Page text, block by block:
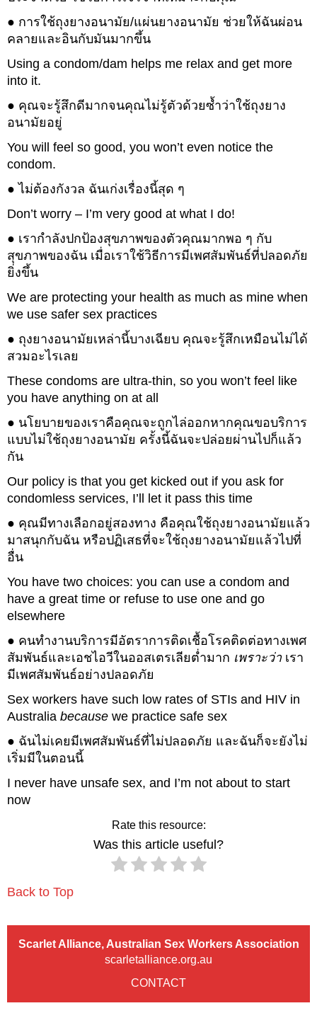
● การใช้ถุงยางอนามัย/แผ่นยางอนามัย ช่วยให้ฉันผ่อน
คลายและอินกับมันมากขึ้น
Using a condom/dam helps me relax and get more
into it.
● คุณจะรู้สึกดีมากจนคุณไม่รู้ตัวด้วยซ้ำว่าใช้ถุงยาง
อนามัยอยู่
You will feel so good, you won’t even notice the
condom.
● ไม่ต้องกังวล ฉันเก่งเรื่องนี้สุด ๆ
Don’t worry – I’m very good at what I do!
● เรากำลังปกป้องสุขภาพของตัวคุณมากพอ ๆ กับ
สุขภาพของฉัน เมื่อเราใช้วิธีการมีเพศสัมพันธ์ที่ปลอดภัย
ยิ่งขึ้น
We are protecting your health as much as mine when
we use safer sex practices
● ถุงยางอนามัยเหล่านี้บางเฉียบ คุณจะรู้สึกเหมือนไม่ได้
สวมอะไรเลย
These condoms are ultra-thin, so you won’t feel like
you have anything on at all
● นโยบายของเราคือคุณจะถูกไล่ออกหากคุณขอบริการ
แบบไม่ใช้ถุงยางอนามัย ครั้งนี้ฉันจะปล่อยผ่านไปก็แล้ว
กัน
Our policy is that you get kicked out if you ask for
condomless services, I’ll let it pass this time
● คุณมีทางเลือกอยู่สองทาง คือคุณใช้ถุงยางอนามัยแล้ว
มาสนุกกับฉัน หรือปฏิเสธที่จะใช้ถุงยางอนามัยแล้วไปที่
อื่น
You have two choices: you can use a condom and
have a great time or refuse to use one and go
elsewhere
● คนทำงานบริการมีอัตราการติดเชื้อโรคติดต่อทางเพศ
สัมพันธ์และเอชไอวีในออสเตรเลียต่ำมาก เพราะว่า เรา
มีเพศสัมพันธ์อย่างปลอดภัย
Sex workers have such low rates of STIs and HIV in
Australia because we practice safe sex
● ฉันไม่เคยมีเพศสัมพันธ์ที่ไม่ปลอดภัย และฉันก็จะยังไม่
เริ่มมีในตอนนี้
I never have unsafe sex, and I’m not about to start
now
Rate this resource:
Was this article useful?
Back to Top
Scarlet Alliance, Australian Sex Workers Association
scarletalliance.org.au
CONTACT